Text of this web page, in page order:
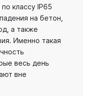
классу IP65
на бетон,
а также
Именно такая
весь день
вне